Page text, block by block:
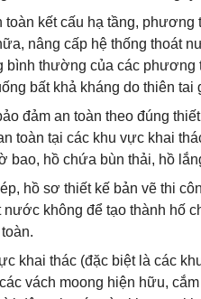
kết cấu hạ tầng, phương
nâng cấp hệ thống thoát
bình thường của các
bất khả kháng do thiên tai
đảm an toàn theo đúng
toàn tại các khu vực khai
bao, hồ chứa bùn thải, hồ
hồ sơ thiết kế bản vẽ thi
nước không để tạo thành hố
khai thác (đặc biệt là các
vách moong hiện hữu,